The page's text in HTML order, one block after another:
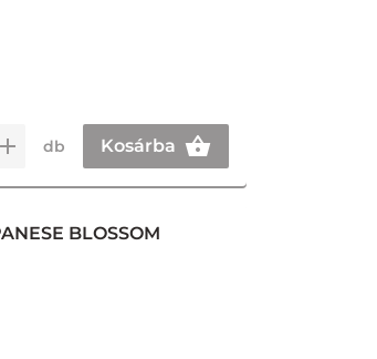
db Kosárba
BLOSSOM